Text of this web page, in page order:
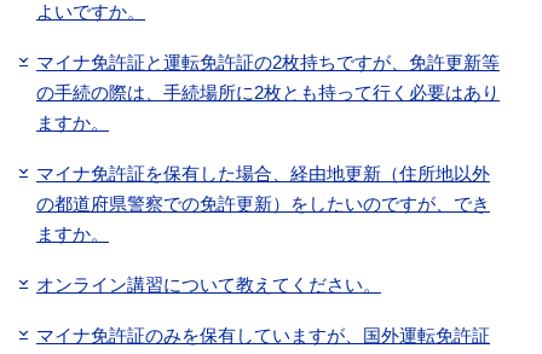
よいですか。
マイナ免許証と運転免許証の2枚持ちですが、免許更新等
の手続の際は、手続場所に2枚とも持って行く必要はあり
ますか。
マイナ免許証を保有した場合、経由地更新（住所地以外
の都道府県警察での免許更新）をしたいのですが、でき
ますか。
オンライン講習について教えてください。
マイナ免許証のみを保有していますが、国外運転免許証